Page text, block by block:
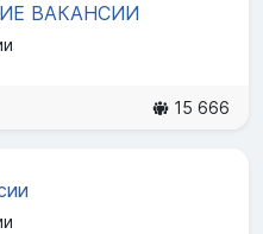
ВАКАНСИИ
15 666